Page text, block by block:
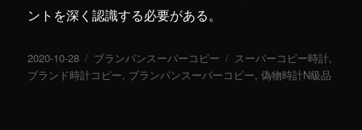
ントを深く認識する必要がある。
投
稿
2020-10-28
カ
テ
ブランパンスーパーコピー
タ
グ
スーパーコピー時計,
ブランド時計コピー, ブランパンスーパーコピー,偽物時計N級品